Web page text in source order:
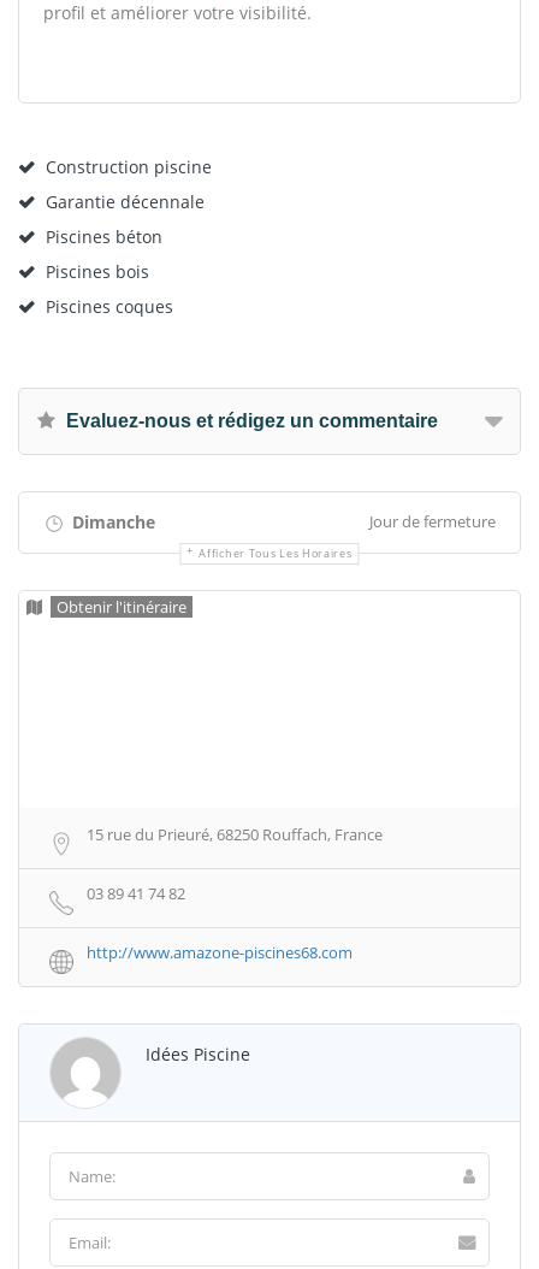
profil et améliorer votre visibilité.
Construction piscine
Garantie décennale
Piscines béton
Piscines bois
Piscines coques
Evaluez-nous et rédigez un commentaire
Dimanche Jour de fermeture
Afficher Tous Les Horaires
Obtenir l'itinéraire
15 rue du Prieuré, 68250 Rouffach, France
03 89 41 74 82
http://www.amazone-piscines68.com
Idées Piscine